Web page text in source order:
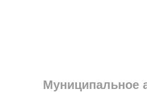
Муниципальное